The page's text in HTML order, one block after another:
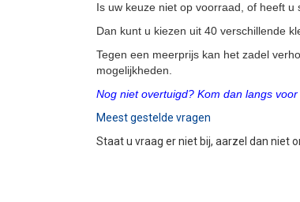
Is uw keuze niet op voorraad, of heeft
Dan kunt u kiezen uit 40 verschillende
Tegen een meerprijs kan het zadel
mogelijkheden.
Nog niet overtuigd? Kom dan langs voor
Meest gestelde vragen
Staat u vraag er niet bij, aarzel dan niet